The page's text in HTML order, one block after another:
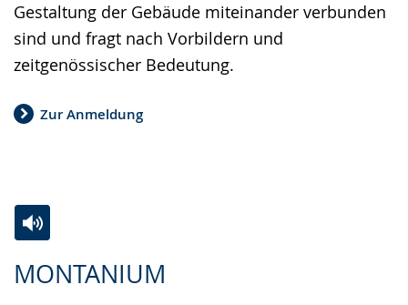
Gestaltung der Gebäude miteinander verbunden
sind und fragt nach Vorbildern und
zeitgenössischer Bedeutung.
Zur Anmeldung
MONTANIUM
Leichten
Audio-
Video